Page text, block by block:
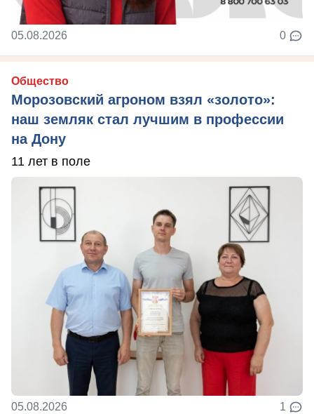
05.08.2026 0
Общество
Морозовский агроном взял «золото»:
наш земляк стал лучшим в профессии
на Дону
11 лет в поле
05.08.2026 1